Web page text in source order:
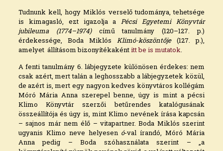
Tudnunk kell, hogy Miklós verselő tudománya, tehetsége
is kimagasló, ezt igazolja aPécsi Egyetemi Könyvtár
jubileuma (1774–1974)című tanulmány (120–127. p.)
érdekessége, Boda MiklósKlimó-köszöntője(127. p.),
amelyet állításom bizonyítékakéntitt be is mutatok.
A fenti tanulmány 6. lábjegyzete különösen érdekes: nem
csak azért, mert talán a leghosszabb a lábjegyzetek közül,
de azért is, mert egy nagyon kedves könyvtáros kollégám
Móró Mária Anna szerepel benne, úgy is mint a pécsi
Klimo Könyvtár szerzői betűrendes katalógusának
összeállítója és úgy is, mint Klimo nevének írása kapcsán
– sajnos már nem élő – vitapartner. Boda Miklós szerint
ugyanis Klimo neve helyesen ó-val írandó, Móró Mária
Anna pedig – Boda szóhasználata szerint – „a